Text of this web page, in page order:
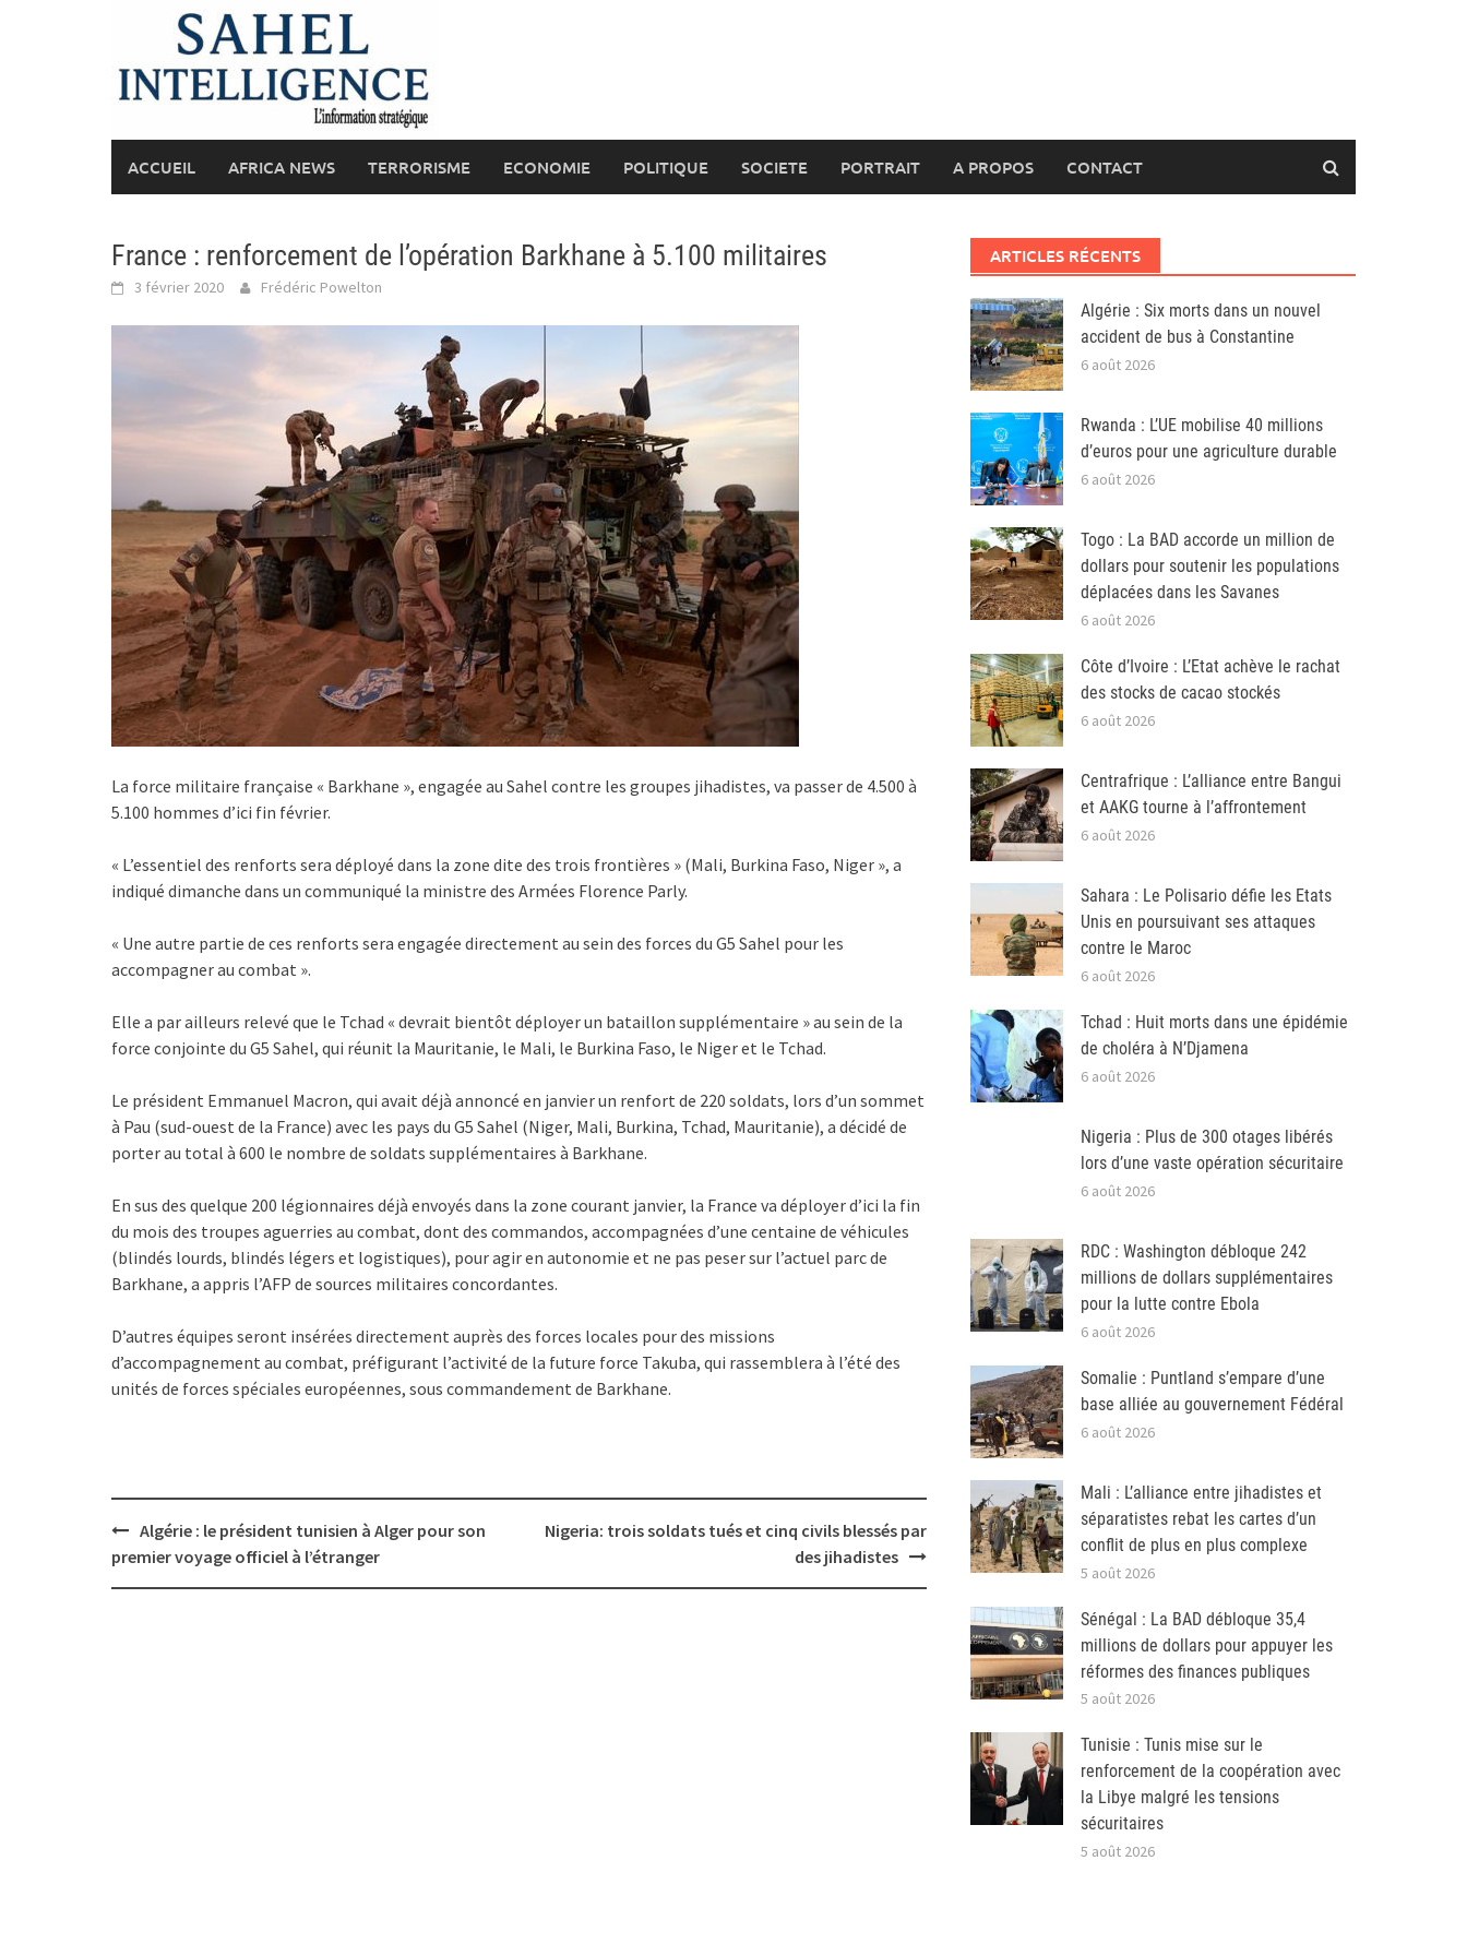
ACCUEIL AFRICA NEWS TERRORISME ECONOMIE POLITIQUE SOCIETE PORTRAIT A PROPOS CONTACT
France : renforcement de l’opération Barkhane à 5.100 militaires
3 février 2020 Frédéric Powelton
La force militaire française « Barkhane », engagée au Sahel contre les groupes jihadistes, va passer de 4.500 à
5.100 hommes d’ici fin février.
« L’essentiel des renforts sera déployé dans la zone dite des trois frontières » (Mali, Burkina Faso, Niger », a
indiqué dimanche dans un communiqué la ministre des Armées Florence Parly.
« Une autre partie de ces renforts sera engagée directement au sein des forces du G5 Sahel pour les
accompagner au combat ».
Elle a par ailleurs relevé que le Tchad « devrait bientôt déployer un bataillon supplémentaire » au sein de la
force conjointe du G5 Sahel, qui réunit la Mauritanie, le Mali, le Burkina Faso, le Niger et le Tchad.
Le président Emmanuel Macron, qui avait déjà annoncé en janvier un renfort de 220 soldats, lors d’un sommet
à Pau (sud-ouest de la France) avec les pays du G5 Sahel (Niger, Mali, Burkina, Tchad, Mauritanie), a décidé de
porter au total à 600 le nombre de soldats supplémentaires à Barkhane.
En sus des quelque 200 légionnaires déjà envoyés dans la zone courant janvier, la France va déployer d’ici la fin
du mois des troupes aguerries au combat, dont des commandos, accompagnées d’une centaine de véhicules
(blindés lourds, blindés légers et logistiques), pour agir en autonomie et ne pas peser sur l’actuel parc de
Barkhane, a appris l’AFP de sources militaires concordantes.
D’autres équipes seront insérées directement auprès des forces locales pour des missions
d’accompagnement au combat, préfigurant l’activité de la future force Takuba, qui rassemblera à l’été des
unités de forces spéciales européennes, sous commandement de Barkhane.
Post
navigation
Algérie : le président tunisien à Alger pour son
premier voyage officiel à l’étranger
Nigeria: trois soldats tués et cinq civils blessés par
des jihadistes
ARTICLES RÉCENTS
Algérie : Six morts dans un nouvel
accident de bus à Constantine
6 août 2026
Rwanda : L’UE mobilise 40 millions
d’euros pour une agriculture durable
6 août 2026
Togo : La BAD accorde un million de
dollars pour soutenir les populations
déplacées dans les Savanes
6 août 2026
Côte d’Ivoire : L’Etat achève le rachat
des stocks de cacao stockés
6 août 2026
Centrafrique : L’alliance entre Bangui
et AAKG tourne à l’affrontement
6 août 2026
Sahara : Le Polisario défie les Etats
Unis en poursuivant ses attaques
contre le Maroc
6 août 2026
Tchad : Huit morts dans une épidémie
de choléra à N’Djamena
6 août 2026
Nigeria : Plus de 300 otages libérés
lors d’une vaste opération sécuritaire
6 août 2026
RDC : Washington débloque 242
millions de dollars supplémentaires
pour la lutte contre Ebola
6 août 2026
Somalie : Puntland s’empare d’une
base alliée au gouvernement Fédéral
6 août 2026
Mali : L’alliance entre jihadistes et
séparatistes rebat les cartes d’un
conflit de plus en plus complexe
5 août 2026
Sénégal : La BAD débloque 35,4
millions de dollars pour appuyer les
réformes des finances publiques
5 août 2026
Tunisie : Tunis mise sur le
renforcement de la coopération avec
la Libye malgré les tensions
sécuritaires
5 août 2026